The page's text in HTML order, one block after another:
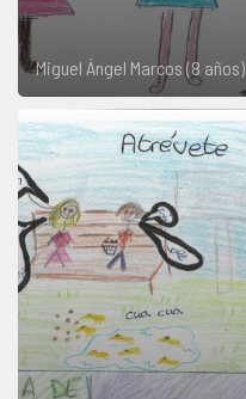
Miguel Ángel Marcos (8 años)